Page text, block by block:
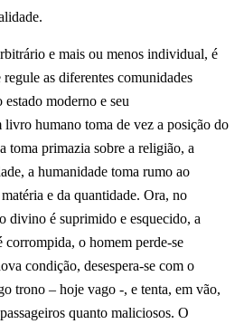
e mais ou menos individual, é
as diferentes comunidades
moderno e seu
humano toma de vez a posição do
toma primazia sobre a religião, a
a humanidade toma rumo ao
e da quantidade. Ora, no
divino é suprimido e esquecido, a
corrompida, o homem perde-se
condição, desespera-se com o
trono – hoje vago -, e tenta, em vão,
quanto maliciosos. O